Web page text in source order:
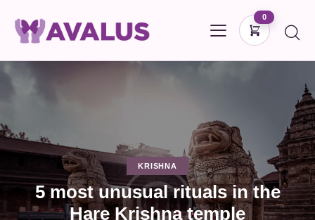
0
KRISHNA
5 most unusual rituals in the
Hare Krishna temple